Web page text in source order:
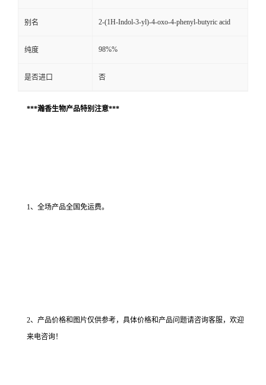
别名 2-(1H-Indol-3-yl)-4-oxo-4-phenyl-butyric acid
纯度 98%%
是否进口 否
***瀚香生物产品特别注意***
1、全场产品全国免运费。
2、产品价格和图片仅供参考，具体价格和产品问题请咨询客服，欢迎
来电咨询！